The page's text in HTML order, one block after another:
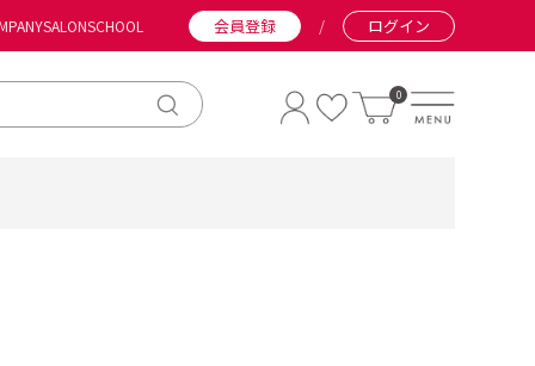
SALONSCHOOL 会員登録 / ログイン
0